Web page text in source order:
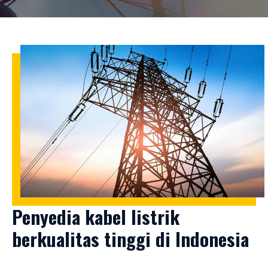
Penyedia kabel listrik
berkualitas tinggi di Indonesia